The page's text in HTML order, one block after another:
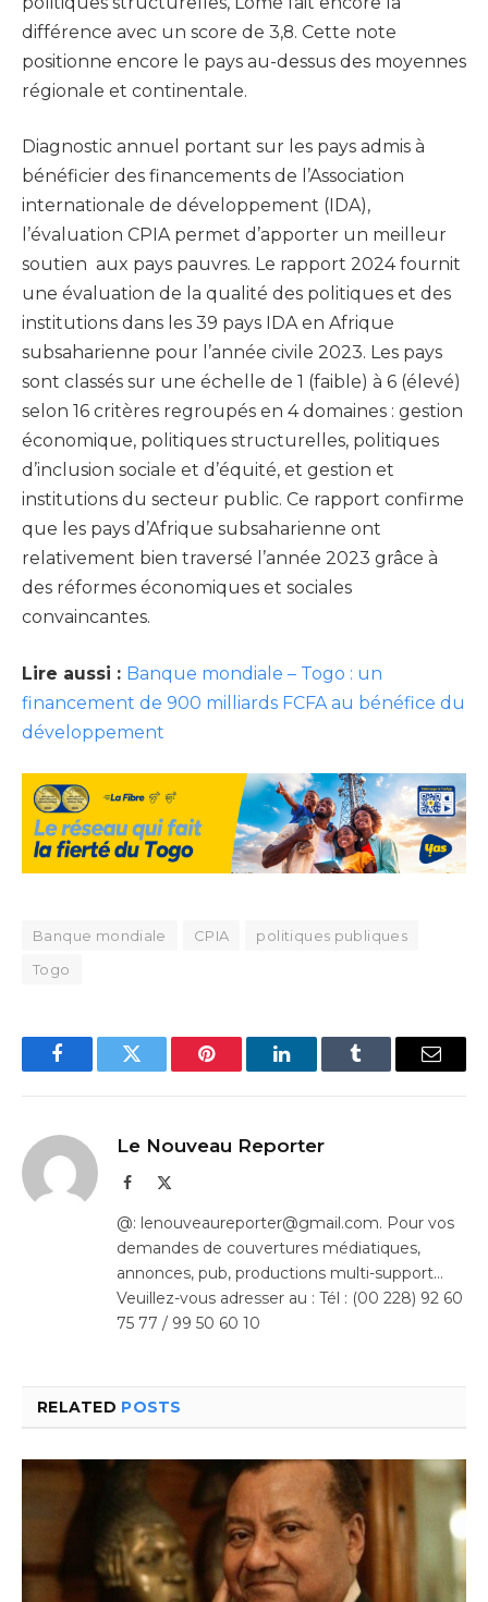
différence avec un score de 3,8. Cette note
positionne encore le pays au-dessus des moyennes
régionale et continentale.
Diagnostic annuel portant sur les pays admis à
bénéficier des financements de l’Association
internationale de développement (IDA),
l’évaluation CPIA permet d’apporter un meilleur
soutien aux pays pauvres. Le rapport 2024 fournit
une évaluation de la qualité des politiques et des
institutions dans les 39 pays IDA en Afrique
subsaharienne pour l’année civile 2023. Les pays
sont classés sur une échelle de 1 (faible) à 6 (élevé)
selon 16 critères regroupés en 4 domaines : gestion
économique, politiques structurelles, politiques
d’inclusion sociale et d’équité, et gestion et
institutions du secteur public. Ce rapport confirme
que les pays d’Afrique subsaharienne ont
relativement bien traversé l’année 2023 grâce à
des réformes économiques et sociales
convaincantes.
Lire aussi : Banque mondiale – Togo : un
financement de 900 milliards FCFA au bénéfice du
développement
Banque mondiale CPIA
politiques publiques
Togo
FacebookTwitter Pinterest LinkedInTumblr Email
Le Nouveau Reporter
Facebook
@: lenouveaureporter@gmail.com. Pour vos
demandes de couvertures médiatiques,
annonces, pub, productions multi-support…
Veuillez-vous adresser au : Tél : (00 228) 92 60
75 77 / 99 50 60 10
RELATED POSTS